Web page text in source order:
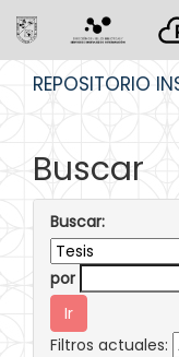
REPOSITORIO
Buscar
Buscar:
por
Filtros actuales: